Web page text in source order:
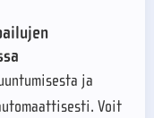
ja
Voit